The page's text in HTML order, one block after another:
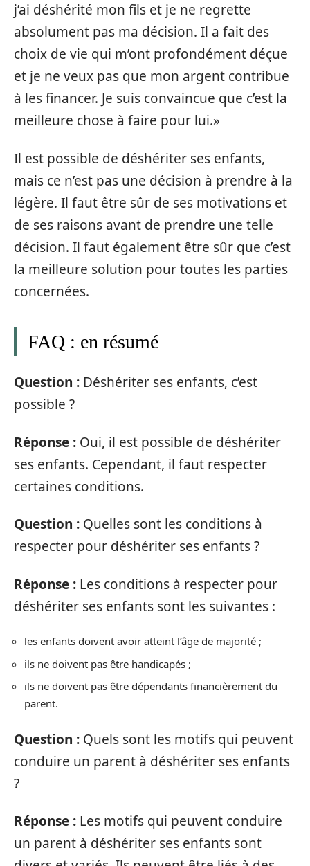
j’ai déshérité mon fils et je ne regrette
absolument pas ma décision. Il a fait des
choix de vie qui m’ont profondément déçue
et je ne veux pas que mon argent contribue
à les financer. Je suis convaincue que c’est la
meilleure chose à faire pour lui.»
Il est possible de déshériter ses enfants,
mais ce n’est pas une décision à prendre à la
légère. Il faut être sûr de ses motivations et
de ses raisons avant de prendre une telle
décision. Il faut également être sûr que c’est
la meilleure solution pour toutes les parties
concernées.
FAQ : en résumé
Question : Déshériter ses enfants, c’est
possible ?
Réponse : Oui, il est possible de déshériter
ses enfants. Cependant, il faut respecter
certaines conditions.
Question : Quelles sont les conditions à
respecter pour déshériter ses enfants ?
Réponse : Les conditions à respecter pour
déshériter ses enfants sont les suivantes :
les enfants doivent avoir atteint l’âge de majorité ;
ils ne doivent pas être handicapés ;
ils ne doivent pas être dépendants financièrement du
parent.
Question : Quels sont les motifs qui peuvent
conduire un parent à déshériter ses enfants
?
Réponse : Les motifs qui peuvent conduire
un parent à déshériter ses enfants sont